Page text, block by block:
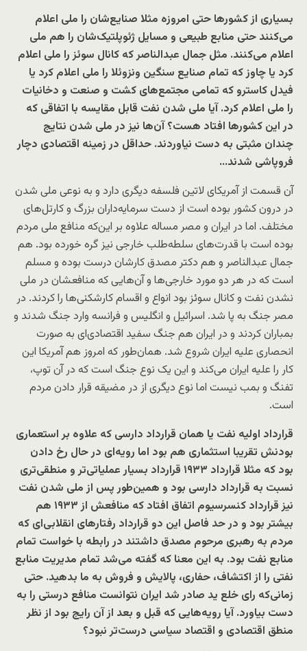
بسیاری از کشورها حتی امروزه مثلا صنایع‌شان را ملی اعلام
می‌کنند حتی منابع طبیعی و مسایل ژئوپلتیک‌شان را هم ملی
اعلام می‌کنند. مثل جمال عبدالناصر که کانال سوئز را ملی اعلام
کرد یا چاوز که تمام صنایع سنگین ونزوئلا را ملی اعلام کرد یا
فیدل کاسترو که تمامی مجتمع‌های کشت و صنعت و دخانیات
را ملی اعلام کرد. آیا ملی شدن نفت قابل مقایسه با اتفاقی که
در این کشورها افتاد هست؟ آن‌ها نیز در ملی شدن نتایج
چندان مثبتی به دست نیاوردند. حد‌اقل در زمینه اقتصادی دچار
فروپاشی شدند…
آن قسمت از آمریکای لاتین فلسفه دیگری دارد و به نوعی ملی شدن
در درون کشور بوده است از دست سرمایه‌داران بزرگ و کارتل‌های
مختلف. اما در ایران و مصر مساله علاوه بر این‌که منافع ملی مردم
بوده است با قدرت‌های سلطه‌طلب خارجی نیز گره خورده بود. هم
جمال عبدالناصر و هم دکتر مصدق کارشان درست بوده و مسلم
است که در هر دو مورد خارجی‌ها و آن‌هایی که منافعشان در ملی
نشدن نفت و کانال سوئز بود انواع و اقسام کارشکنی‌ها را کردند. در
مصر جنگ به پا شد. اسرائیل و انگلیس و فرانسه وارد جنگ شدند و
بمباران کردند و در ایران هم جنگ سفید اقتصادی‌ای به صورت
انحصاری علیه ایران شروع شد. همان‌طور که امروز هم آمریکا این
کار را علیه ایران می‌کند و این یک نوع جنگ است که در آن توپ،
تفنگ و بمب نیست اما نوع دیگری از در مضیقه قرار دادن مردم
است.
قرارداد اولیه نفت یا همان قرارداد دارسی که علاوه بر استعماری
بودنش تقریبا استثماری هم بود اما رویه‌ای در حال رخ دادن
بود که مثلا قرارداد ۱۹۳۳ قرارداد بسیار عملیاتی‌تر و منطقی‌تری
نسبت به قرارداد دارسی بود و همین‌طور پس از ملی‌ شدن‌ نفت
نیز قرارداد کنسرسیوم اتفاق افتاد که منافعش از ۱۹۳۳ هم
بیشتر بود و در حد فاصل این دو قرارداد رفتارهای انقلابی‌ای که
مردم به رهبری مرحوم مصدق داشتند در رابطه با خواست تمام
منابع نفت بود. به این معنا که گفته می‌شد تمام مدیریت منابع
نفتی را از اکتشاف، حفاری، پالایش و فروش به ما بدهید. حتی
زمانی‌که رای خلع ید صادر شد ایران نتوانست منافع درستی را به
دست بیاورد. آیا رویه‌هایی که قبل و بعد از آن رایج بود از نظر
منطق اقتصادی و اقتصاد سیاسی درست‌تر نبود؟